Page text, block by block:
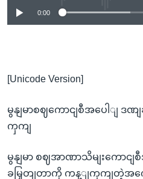
0:00
[Unicode Version]
မွနျမာစဈကောငျစီအပေါျ ဒ
ကှကျ
မွနျမာ စဈအာဏာသိမျးကောင
ခမြှတျတာကို ကန့ျကှကျတဲ့အကွေ